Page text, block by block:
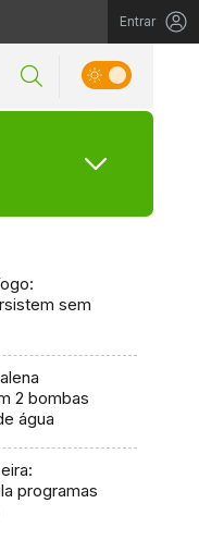
Entrar
sem
2 bombas
água
programas